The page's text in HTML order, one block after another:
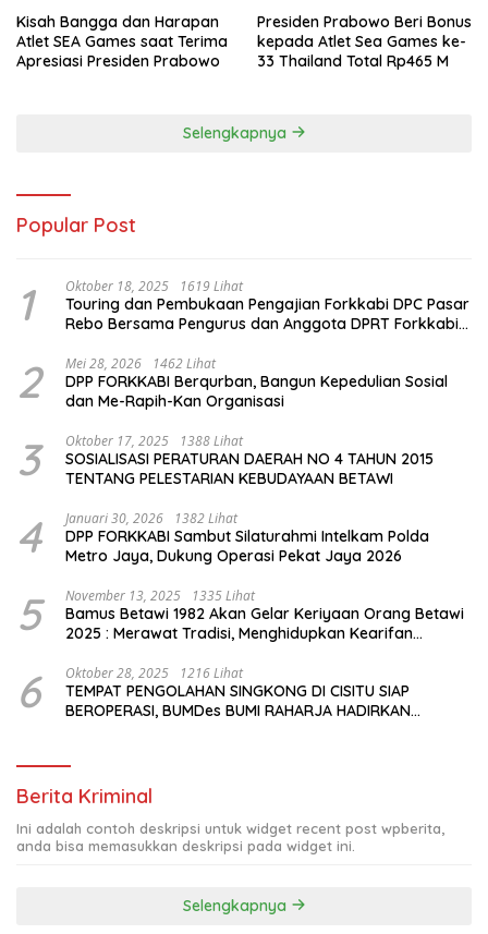
Kisah Bangga dan Harapan
Atlet SEA Games saat Terima
Apresiasi Presiden Prabowo
Presiden Prabowo Beri Bonus
kepada Atlet Sea Games ke-
33 Thailand Total Rp465 M
Selengkapnya
Popular Post
1 Oktober 18, 2025 1619 Lihat
Touring dan Pembukaan Pengajian Forkkabi DPC Pasar
Rebo Bersama Pengurus dan Anggota DPRT Forkkabi
2 Mei 28, 2026 1462 Lihat
DPP FORKKABI Berqurban, Bangun Kepedulian Sosial
dan Me-Rapih-Kan Organisasi
3 Oktober 17, 2025 1388 Lihat
SOSIALISASI PERATURAN DAERAH NO 4 TAHUN 2015
TENTANG PELESTARIAN KEBUDAYAAN BETAWI
4 Januari 30, 2026 1382 Lihat
DPP FORKKABI Sambut Silaturahmi Intelkam Polda
Metro Jaya, Dukung Operasi Pekat Jaya 2026
5 November 13, 2025 1335 Lihat
Bamus Betawi 1982 Akan Gelar Keriyaan Orang Betawi
2025 : Merawat Tradisi, Menghidupkan Kearifan
6 Oktober 28, 2025 1216 Lihat
TEMPAT PENGOLAHAN SINGKONG DI CISITU SIAP
BEROPERASI, BUMDes BUMI RAHARJA HADIRKAN
Berita Kriminal
Ini adalah contoh deskripsi untuk widget recent post wpberita,
anda bisa memasukkan deskripsi pada widget ini.
Selengkapnya